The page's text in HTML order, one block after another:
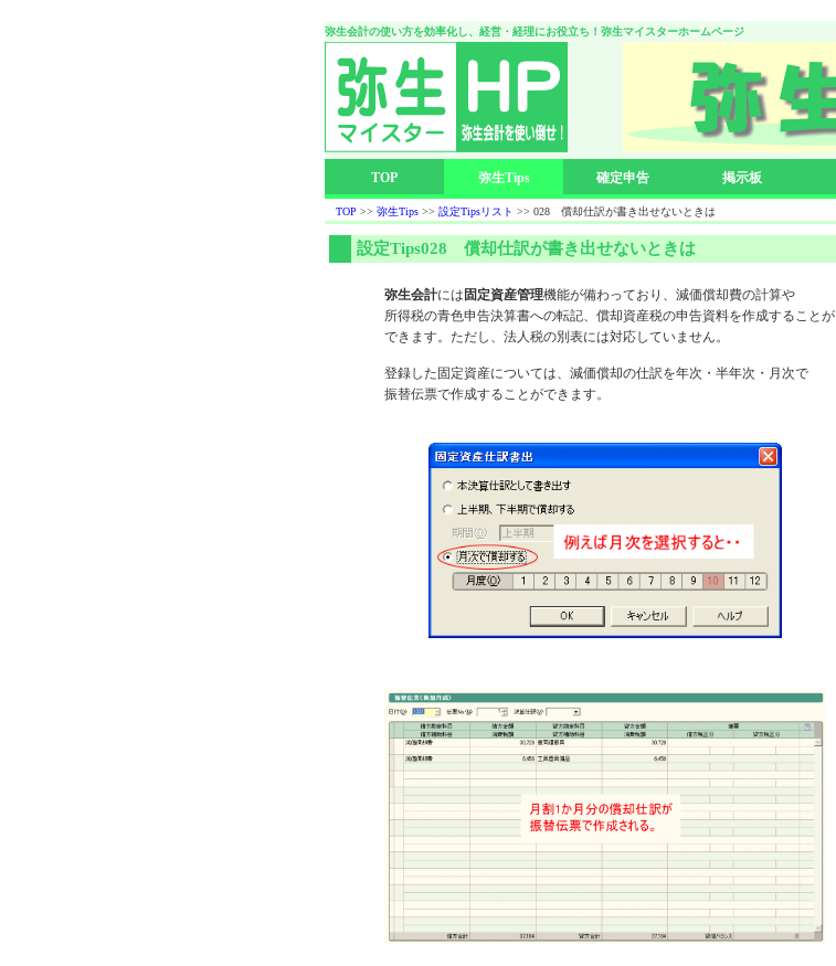
弥生会計の使い方を効率化し、経営・経理にお役立ち！弥生マイスターホームページ
TOP 弥生Tips 確定申告 掲示板
TOP >> 弥生Tips >> 設定Tipsリスト >> 028 償却仕訳が書き出せないときは
設定Tips028 償却仕訳が書き出せないときは
弥生会計には 固定資産管理機能が備わっており、減価償却費の計算や
所得税の青色申告決算書への転記、償却資産税の申告資料を作成することが
できます。ただし、法人税の別表には対応していません。
登録した固定資産については、減価償却の仕訳を年次・半年次・月次で
振替伝票で作成することができます。